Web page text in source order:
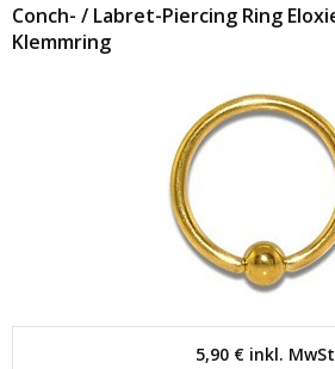
Conch- / Labret-Piercing Ring
Klemmring
5,90 €inkl.